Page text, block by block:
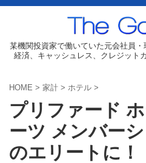
某機関投資家で働いていた元会社員・
経済、キャッシュレス、クレジット
HOME > 家計 > ホテル >
プリファード
ーツ メンバー
のエリートに！